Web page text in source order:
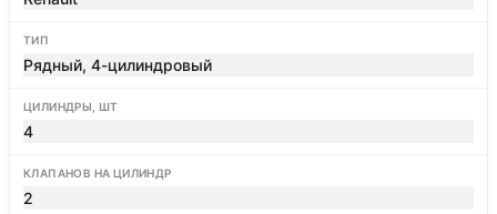
ТИП
Рядный, 4-цилиндровый
ЦИЛИНДРЫ, ШТ
4
КЛАПАНОВ НА ЦИЛИНДР
2